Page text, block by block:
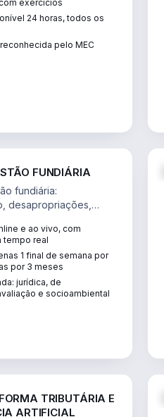
exercícios
24 horas, todos os
pelo MEC
FUNDIÁRIA
fundiária:
desapropriações,
projetos de
e ao vivo, com
tempo real
1 final de semana por
por 3 meses
jurídica, de
e socioambiental
TRIBUTÁRIA E
ARTIFICIAL